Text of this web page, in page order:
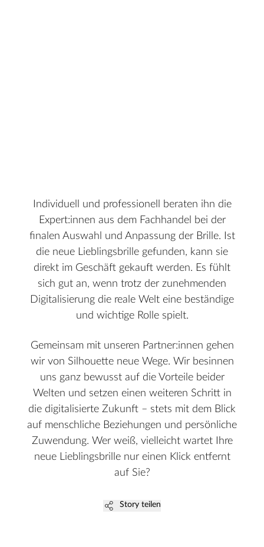
Individuell und professionell beraten ihn die
Expert:innen aus dem Fachhandel bei der
finalen Auswahl und Anpassung der Brille. Ist
die neue Lieblingsbrille gefunden, kann sie
direkt im Geschäft gekauft werden. Es fühlt
sich gut an, wenn trotz der zunehmenden
Digitalisierung die reale Welt eine beständige
und wichtige Rolle spielt.
Gemeinsam mit unseren Partner:innen gehen
wir von Silhouette neue Wege. Wir besinnen
uns ganz bewusst auf die Vorteile beider
Welten und setzen einen weiteren Schritt in
die digitalisierte Zukunft – stets mit dem Blick
auf menschliche Beziehungen und persönliche
Zuwendung. Wer weiß, vielleicht wartet Ihre
neue Lieblingsbrille nur einen Klick entfernt
auf Sie?
Story teilen